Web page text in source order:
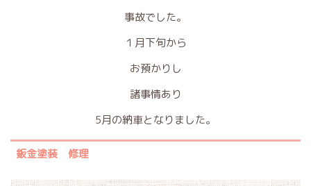
事故でした。
１月下旬から
お預かりし
諸事情あり
5月の納車となりました。
鈑金塗装 修理